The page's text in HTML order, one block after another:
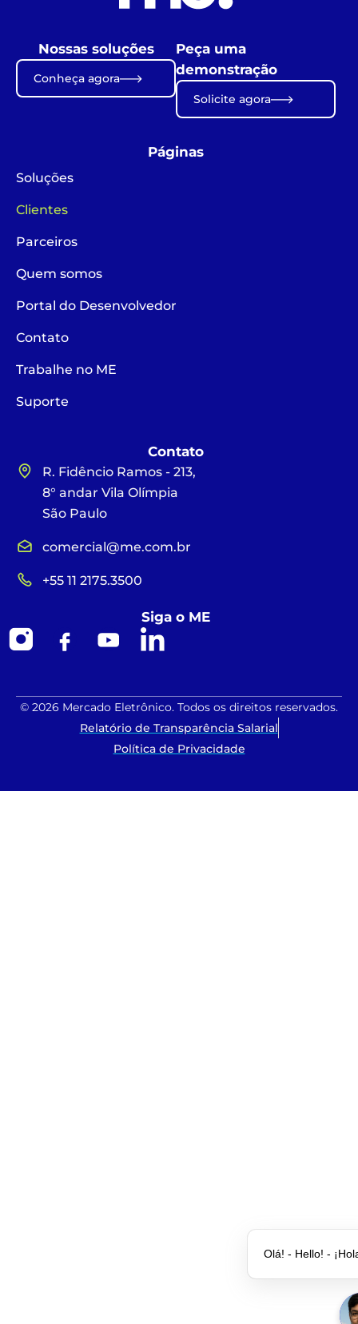
Nossas soluções
Conheça agora
Peça uma
demonstração
Solicite agora
Páginas
Soluções
Clientes
Parceiros
Quem somos
Portal do Desenvolvedor
Contato
Trabalhe no ME
Suporte
Contato
R. Fidêncio Ramos - 213,
8° andar Vila Olímpia
São Paulo
comercial@me.com.br
+55 11 2175.3500
Siga o ME
© 2026 Mercado Eletrônico. Todos os direitos reservados.
Relatório de Transparência Salarial
Política de Privacidade
Olá! - Hello! -